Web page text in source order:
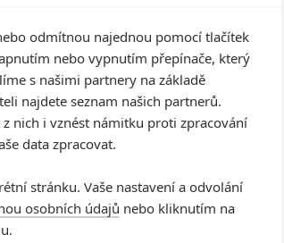
v
vnadí na
novými
údajně
odmítnou najednou pomocí tlačítek
nebo vypnutím přepínače, který
s našimi partnery na základě
najdete seznam našich partnerů.
nich i vznést námitku proti zpracování
data zpracovat.
stránku. Vaše nastavení a odvolání
osobních údajů nebo kliknutím na